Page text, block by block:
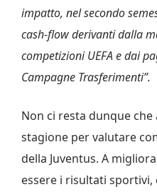
impatto, nel secondo
cash-flow derivanti dalla
competizioni UEFA e dai
Campagne Trasferimenti”.
Non ci resta dunque
stagione per valutare
della Juventus. A
essere i risultati